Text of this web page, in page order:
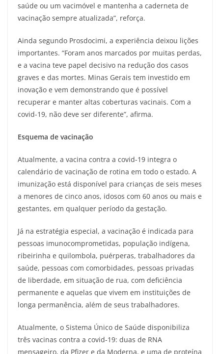
saúde ou um vacimóvel e mantenha a caderneta de
vacinação sempre atualizada”, reforça.
Ainda segundo Prosdocimi, a experiência deixou lições
importantes. “Foram anos marcados por muitas perdas,
e a vacina teve papel decisivo na redução dos casos
graves e das mortes. Minas Gerais tem investido em
inovação e vem demonstrando que é possível
recuperar e manter altas coberturas vacinais. Com a
covid-19, não deve ser diferente”, afirma.
Esquema de vacinação
Atualmente, a vacina contra a covid-19 integra o
calendário de vacinação de rotina em todo o estado. A
imunização está disponível para crianças de seis meses
a menores de cinco anos, idosos com 60 anos ou mais e
gestantes, em qualquer período da gestação.
Já na estratégia especial, a vacinação é indicada para
pessoas imunocomprometidas, população indígena,
ribeirinha e quilombola, puérperas, trabalhadores da
saúde, pessoas com comorbidades, pessoas privadas
de liberdade, em situação de rua, com deficiência
permanente e aquelas que vivem em instituições de
longa permanência, além de seus trabalhadores.
Atualmente, o Sistema Único de Saúde disponibiliza
três vacinas contra a covid-19: duas de RNA
mensageiro, da Pfizer e da Moderna, e uma de proteína